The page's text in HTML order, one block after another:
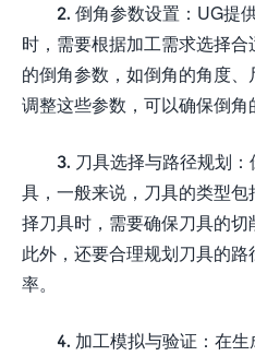
2. 倒角参数设置：UG提
时，需要根据加工需求选择
的倒角参数，如倒角的角度
调整这些参数，可以确保倒角
3. 刀具选择与路径规划
具，一般来说，刀具的类型
择刀具时，需要确保刀具的切
此外，还要合理规划刀具的
率。
4. 加工模拟与验证：在